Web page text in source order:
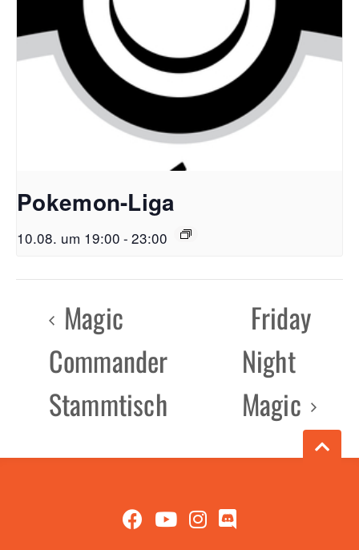
Pokemon-Liga
10.08. um 19:00 - 23:00
Magic
Commander
Stammtisch
Friday
Night
Magic